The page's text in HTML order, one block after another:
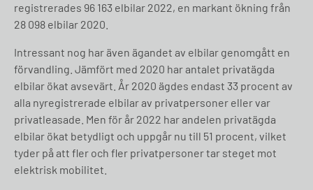
registrerades 96 163 elbilar 2022, en markant ökning från
28 098 elbilar 2020.
Intressant nog har även ägandet av elbilar genomgått en
förvandling. Jämfört med 2020 har antalet privatägda
elbilar ökat avsevärt. År 2020 ägdes endast 33 procent av
alla nyregistrerade elbilar av privatpersoner eller var
privatleasade. Men för år 2022 har andelen privatägda
elbilar ökat betydligt och uppgår nu till 51 procent, vilket
tyder på att fler och fler privatpersoner tar steget mot
elektrisk mobilitet.